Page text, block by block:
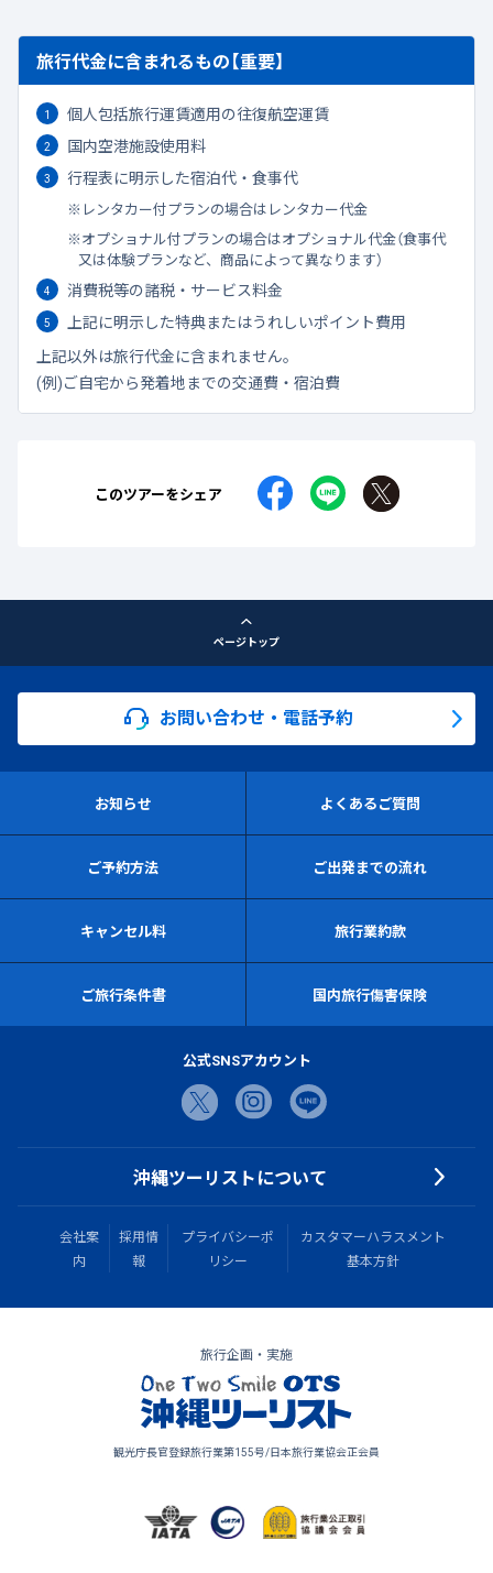
旅行代金に含まれるもの【重要】
個人包括旅行運賃適用の往復航空運賃
国内空港施設使用料
行程表に明示した宿泊代・食事代
レンタカー付プランの場合はレンタカー代金
オプショナル付プランの場合はオプショナル代金（食事代
又は体験プランなど、商品によって異なります）
消費税等の諸税・サービス料金
上記に明示した特典またはうれしいポイント費用
上記以外は旅行代金に含まれません。
(例)ご自宅から発着地までの交通費・宿泊費
このツアーをシェア
ページトップ
お問い合わせ・電話予約
お知らせ よくあるご質問
ご予約方法 ご出発までの流れ
キャンセル料 旅行業約款
ご旅行条件書 国内旅行傷害保険
公式SNSアカウント
沖縄ツーリストについて
会社案
内
採用情
報
プライバシーポ
リシー
カスタマーハラスメント
基本方針
旅行企画・実施
観光庁長官登録旅行業第155号/日本旅行業協会正会員